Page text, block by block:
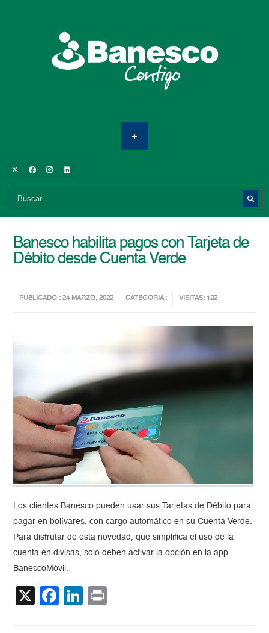
Banesco habilita pagos con Tarjeta de
Débito desde Cuenta Verde
PUBLICADO : 24 MARZO, 2022 CATEGORIA : VISITAS: 122
Los clientes Banesco pueden usar sus Tarjetas de Débito para
pagar en bolívares, con cargo automático en su Cuenta Verde.
Para disfrutar de esta novedad, que simplifica el uso de la
cuenta en divisas, solo deben activar la opción en la app
BanescoMóvil.
X Facebook
LinkedIn